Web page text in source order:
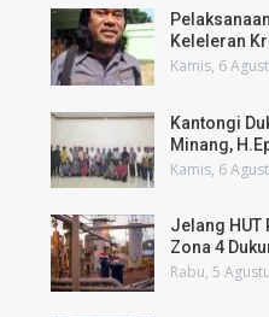
Keleleran
Kamis, 6
Kantongi
Minang,
Kamis, 6
Jelang HUT
Zona 4
Rabu, 5